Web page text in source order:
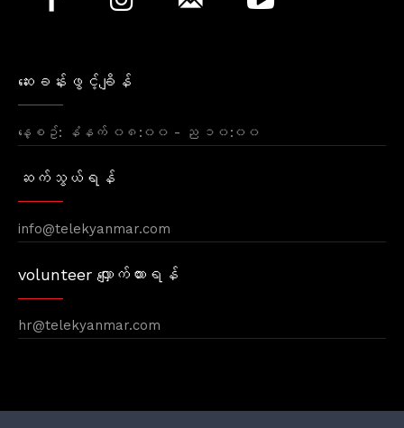
ဆေးခန်းဖွင့်ချိန်
နေ့စဥ်: နံနက် ၀၈:၀၀ - ည ၁၀:၀၀
ဆက်သွယ်ရန်
info@telekyanmar.com
volunteer လျှောက်ထားရန်
hr@telekyanmar.com